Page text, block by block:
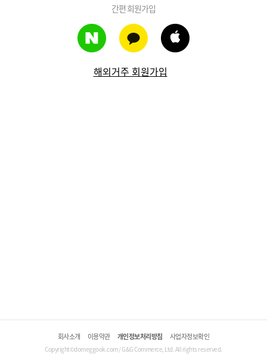
간편 회원가입
해외거주 회원가입
회사소개 이용약관 개인정보처리방침 사업자정보확인
Copyright©domeggook.com / G&G Commerce, Ltd. All rights reserved.